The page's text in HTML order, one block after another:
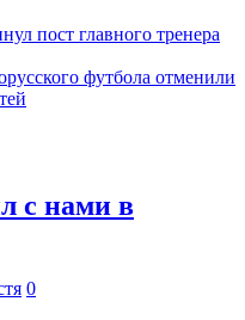
пост главного тренера
футбола отменили
с нами в
0